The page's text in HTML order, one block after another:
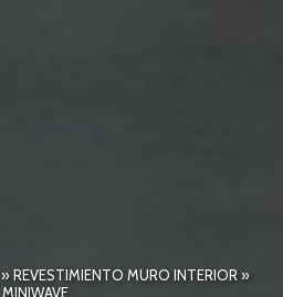
»REVESTIMIENTO MURO INTERIOR»
MINIWAVE